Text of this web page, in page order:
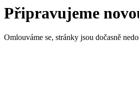
Připravujeme
Omlouváme se, stránky jsou dočasně